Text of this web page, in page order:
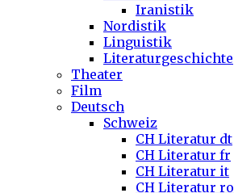
Iranistik
Nordistik
Linguistik
Literaturgeschichte
Theater
Film
Deutsch
Schweiz
CH Literatur dt
CH Literatur fr
CH Literatur it
CH Literatur ro